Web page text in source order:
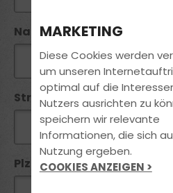
Name*:
Straße / Nr:
Plz*:
MARKETING
Diese Cookies werden
um unseren
optimal auf die
Nutzers ausrichten zu
speichern wir relevante
Informationen, die sich
Nutzung ergeben.
COOKIES ANZEIGEN >